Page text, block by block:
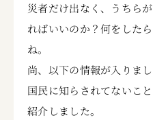
災者だけ出なく、うちら
ればいいのか？何をした
ね。
尚、以下の情報が入りま
国民に知らされてないこと
紹介しました。